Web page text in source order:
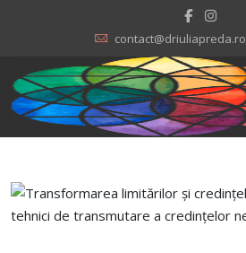
contact@driuliapreda.ro